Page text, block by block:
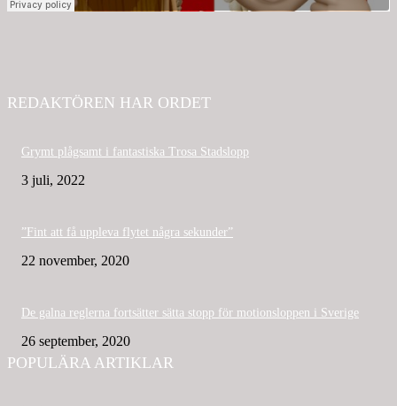
REDAKTÖREN HAR ORDET
Grymt plågsamt i fantastiska Trosa Stadslopp
3 juli, 2022
”Fint att få uppleva flytet några sekunder”
22 november, 2020
De galna reglerna fortsätter sätta stopp för motionsloppen i Sverige
26 september, 2020
POPULÄRA ARTIKLAR